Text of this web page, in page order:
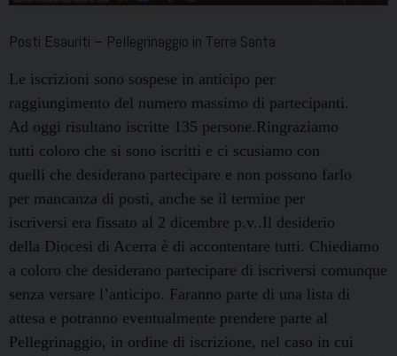
Posti Esauriti – Pellegrinaggio in Terra Santa
Le iscrizioni sono sospese in anticipo per
raggiungimento del numero massimo di partecipanti.
Ad oggi risultano iscritte 135 persone.Ringraziamo
tutti coloro che si sono iscritti e ci scusiamo con
quelli che desiderano partecipare e non possono farlo
per mancanza di posti, anche se il termine per
iscriversi era fissato al 2 dicembre p.v..Il desiderio
della Diocesi di Acerra è di accontentare tutti. Chiediamo
a coloro che desiderano partecipare di iscriversi comunque
senza versare l’anticipo. Faranno parte di una lista di
attesa e potranno eventualmente prendere parte al
Pellegrinaggio, in ordine di iscrizione, nel caso in cui